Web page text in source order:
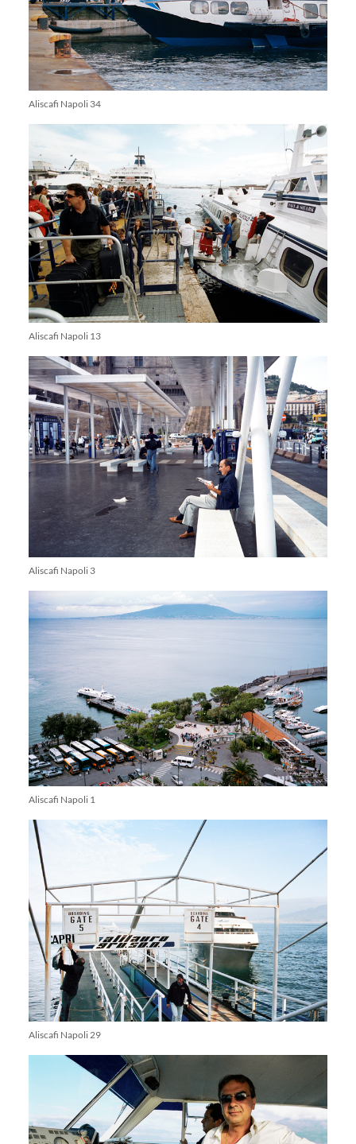
Aliscafi Napoli 34
Aliscafi Napoli 13
Aliscafi Napoli 3
Aliscafi Napoli 1
Aliscafi Napoli 29